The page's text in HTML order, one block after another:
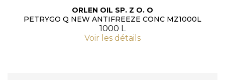
ORLEN OIL SP. Z O. O
PETRYGO Q NEW ANTIFREEZE CONC MZ1000L
1000 L
Voir les détails